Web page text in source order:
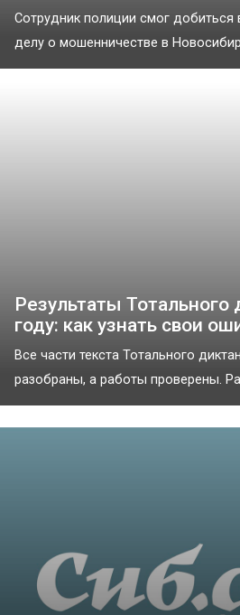
Сотрудник полиции смог добиться
делу о мошенничестве в
Результаты Тотального
году: как узнать свои
Все части текста Тотального
разобраны, а работы проверены.